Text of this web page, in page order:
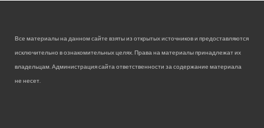
Все материалы на данном сайте взяты из открытых источников и предоставляются
исключительно в ознакомительных целях. Права на материалы принадлежат их
владельцам. Администрация сайта ответственности за содержание материала
не несет.